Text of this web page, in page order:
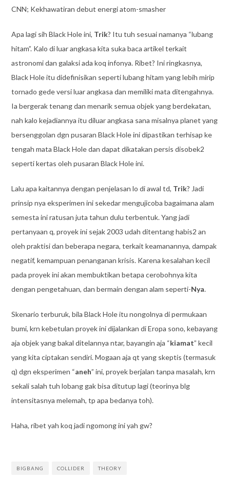
CNN; Kekhawatiran debut energi atom-smasher
Apa lagi sih Black Hole ini, Trik? Itu tuh sesuai namanya “lubang
hitam”. Kalo di luar angkasa kita suka baca artikel terkait
astronomi dan galaksi ada koq infonya. Ribet? Ini ringkasnya,
Black Hole itu didefinisikan seperti lubang hitam yang lebih mirip
tornado gede versi luar angkasa dan memiliki mata ditengahnya.
Ia bergerak tenang dan menarik semua objek yang berdekatan,
nah kalo kejadiannya itu diluar angkasa sana misalnya planet yang
bersenggolan dgn pusaran Black Hole ini dipastikan terhisap ke
tengah mata Black Hole dan dapat dikatakan persis disobek2
seperti kertas oleh pusaran Black Hole ini.
Lalu apa kaitannya dengan penjelasan lo di awal td, Trik? Jadi
prinsip nya eksperimen ini sekedar mengujicoba bagaimana alam
semesta ini ratusan juta tahun dulu terbentuk. Yang jadi
pertanyaan q, proyek ini sejak 2003 udah ditentang habis2 an
oleh praktisi dan beberapa negara, terkait keamanannya, dampak
negatif, kemampuan penanganan krisis. Karena kesalahan kecil
pada proyek ini akan membuktikan betapa cerobohnya kita
dengan pengetahuan, dan bermain dengan alam seperti-Nya.
Skenario terburuk, bila Black Hole itu nongolnya di permukaan
bumi, krn kebetulan proyek ini dijalankan di Eropa sono, kebayang
aja objek yang bakal ditelannya ntar, bayangin aja “kiamat” kecil
yang kita ciptakan sendiri. Mogaan aja qt yang skeptis (termasuk
q) dgn eksperimen “aneh” ini, proyek berjalan tanpa masalah, krn
sekali salah tuh lobang gak bisa ditutup lagi (teorinya blg
intensitasnya melemah, tp apa bedanya toh).
Haha, ribet yah koq jadi ngomong ini yah gw?
BIGBANG COLLIDER THEORY